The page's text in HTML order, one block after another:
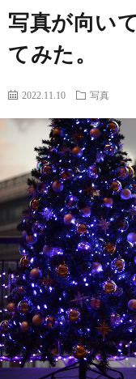
写真が向い
てみた。
2022.11.10 写真